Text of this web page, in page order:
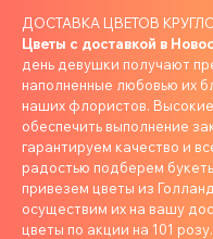
ДОСТАВКА ЦВЕТОВ
Цветы с доставкой в
день девушки получают
наполненные любовью их
наших флористов.
обеспечить выполнение
гарантируем качество и
радостью подберем
привезем цветы из
осуществим их на вашу
цветы по акции на 101 розу.